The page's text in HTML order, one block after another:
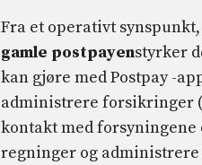
Fra et operativt synspunkt,
gamle postpayenstyrker
kan gjøre med Postpay -
administrere forsikringer
kontakt med forsyningene
regninger og